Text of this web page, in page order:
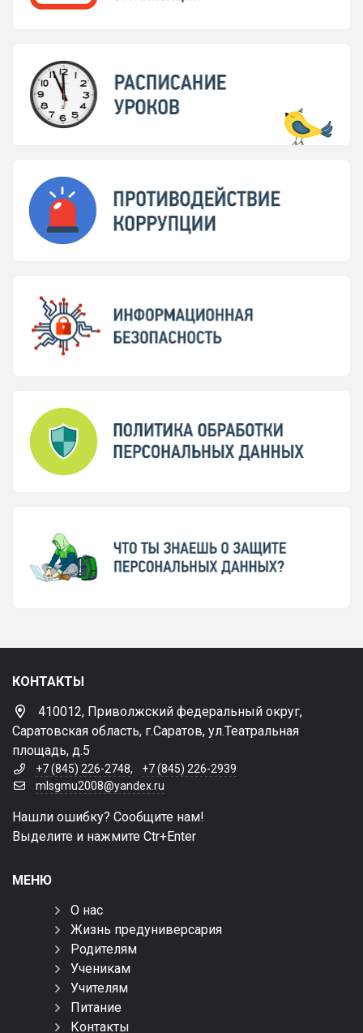
КОНТАКТЫ
410012, Приволжский федеральный округ,
Саратовская область, г.Саратов, ул.Театральная
площадь, д.5
+7 (845) 226-2748,
+7 (845) 226-2939
mlsgmu2008@yandex.ru
Нашли ошибку? Сообщите нам!
Выделите и нажмите Ctr+Enter
МЕНЮ
О нас
Жизнь предуниверсария
Родителям
Ученикам
Учителям
Питание
Контакты